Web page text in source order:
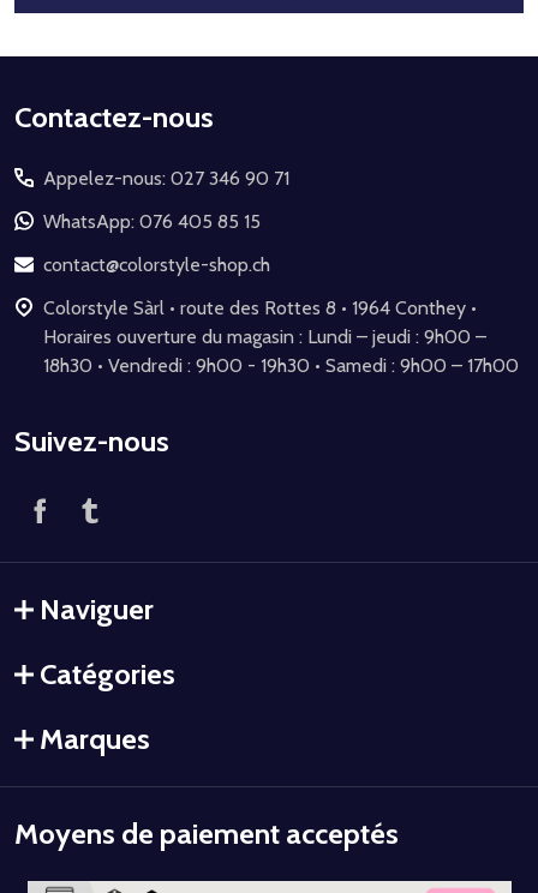
Début
pied
de
page
Contactez-nous
Appelez-nous: 027 346 90 71
WhatsApp: 076 405 85 15
contact@colorstyle-shop.ch
Colorstyle Sàrl • route des Rottes 8 • 1964 Conthey •
Horaires ouverture du magasin : Lundi – jeudi : 9h00 –
18h30 • Vendredi : 9h00 - 19h30 • Samedi : 9h00 – 17h00
Suivez-nous
Naviguer
Catégories
Marques
Moyens de paiement acceptés